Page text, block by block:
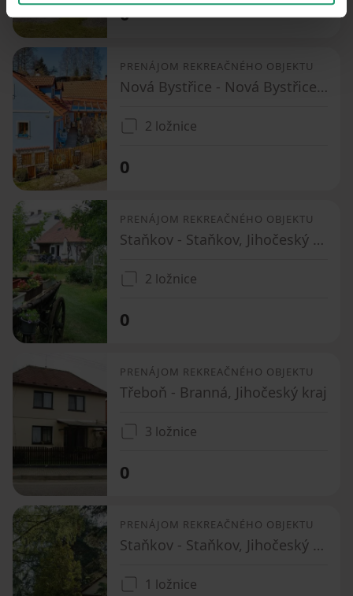
0
PRENÁJOM REKREAČNÉHO OBJEKTU
Nová Bystřice - Nová Bystřice, Jihočeský kraj
2 ložnice
0
PRENÁJOM REKREAČNÉHO OBJEKTU
Staňkov - Staňkov, Jihočeský kraj
2 ložnice
0
PRENÁJOM REKREAČNÉHO OBJEKTU
Třeboň - Branná, Jihočeský kraj
3 ložnice
0
PRENÁJOM REKREAČNÉHO OBJEKTU
Staňkov - Staňkov, Jihočeský kraj
1 ložnice